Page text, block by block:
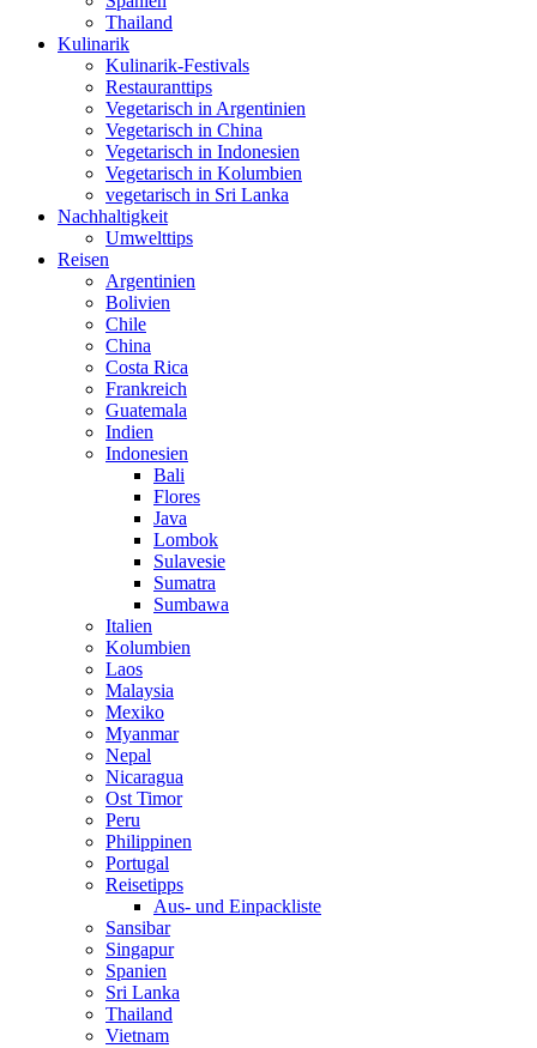
Thailand
Kulinarik
Kulinarik-Festivals
Restauranttips
Vegetarisch in Argentinien
Vegetarisch in China
Vegetarisch in Indonesien
Vegetarisch in Kolumbien
vegetarisch in Sri Lanka
Nachhaltigkeit
Umwelttips
Reisen
Argentinien
Bolivien
Chile
China
Costa Rica
Frankreich
Guatemala
Indien
Indonesien
Bali
Flores
Java
Lombok
Sulavesie
Sumatra
Sumbawa
Italien
Kolumbien
Laos
Malaysia
Mexiko
Myanmar
Nepal
Nicaragua
Ost Timor
Peru
Philippinen
Portugal
Reisetipps
Aus- und Einpackliste
Sansibar
Singapur
Spanien
Sri Lanka
Thailand
Vietnam